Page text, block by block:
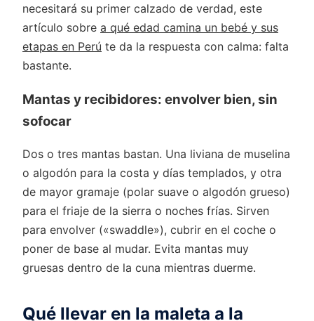
necesitará su primer calzado de verdad, este
artículo sobre a qué edad camina un bebé y sus
etapas en Perú te da la respuesta con calma: falta
bastante.
Mantas y recibidores: envolver bien, sin
sofocar
Dos o tres mantas bastan. Una liviana de muselina
o algodón para la costa y días templados, y otra
de mayor gramaje (polar suave o algodón grueso)
para el friaje de la sierra o noches frías. Sirven
para envolver («swaddle»), cubrir en el coche o
poner de base al mudar. Evita mantas muy
gruesas dentro de la cuna mientras duerme.
Qué llevar en la maleta a la